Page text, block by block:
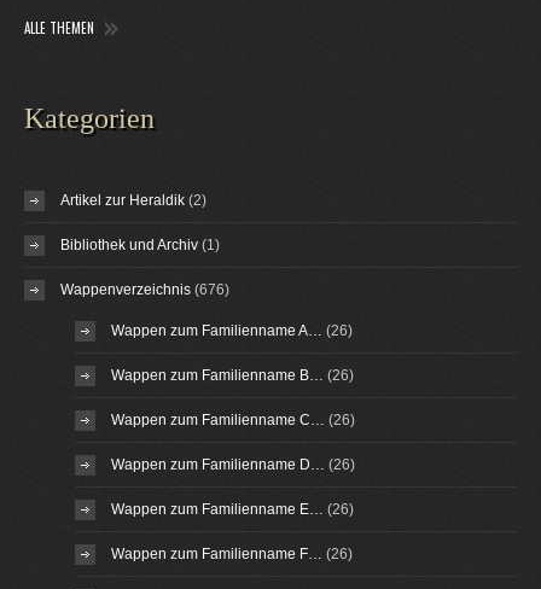
ALLE THEMEN
Kategorien
Artikel zur Heraldik (2)
Bibliothek und Archiv (1)
Wappenverzeichnis (676)
Wappen zum Familienname A… (26)
Wappen zum Familienname B… (26)
Wappen zum Familienname C… (26)
Wappen zum Familienname D… (26)
Wappen zum Familienname E… (26)
Wappen zum Familienname F… (26)